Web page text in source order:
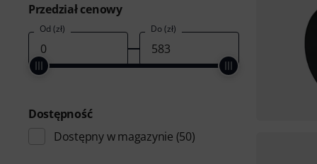
Przedział cenowy
Od (zł) Do (zł)
Dostępność
Dostępny w magazynie (50)